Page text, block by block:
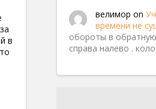
в
велимор on
времени не
обороты в
справа налево .